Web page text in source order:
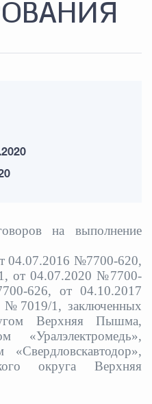
на выполнение
04.07.2016 №7700-620,
от 04.07.2020 №7700-
626, от 04.10.2017
1, заключенных
Верхняя Пышма,
«Уралэлектромедь»,
округа Верхняя